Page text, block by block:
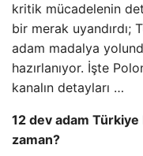
kritik mücadelenin
bir merak uyandırdı;
adam madalya
hazırlanıyor. İşte
kanalın detayları …
12 dev adam Türkiye
zaman?